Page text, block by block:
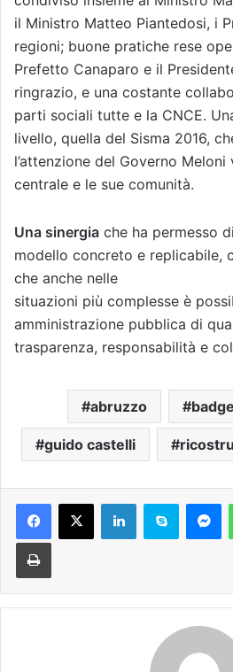
il Ministro Matteo Piantedosi, i
regioni; buone pratiche rese
Prefetto Canaparo e il
ringrazio, e una costante
parti sociali tutte e la CNCE.
livello, quella del Sisma 2016,
l’attenzione del Governo Meloni
centrale e le sue comunità.
Una sinergia che ha permesso
modello concreto e replicabile,
che anche nelle
situazioni più complesse è
amministrazione pubblica di
trasparenza, responsabilità e
abruzzo
guido castelli